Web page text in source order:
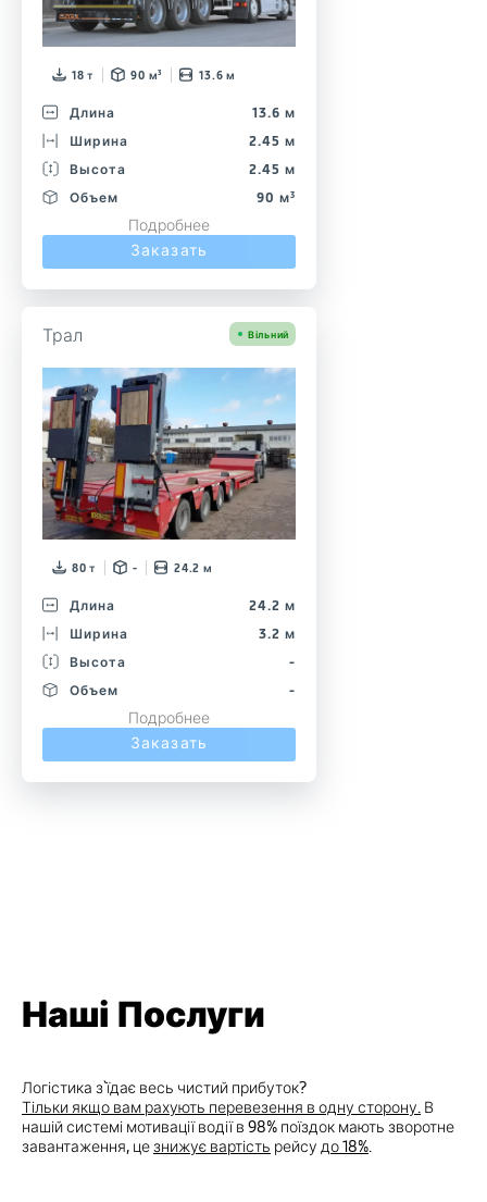
18 т 90 м³ 13.6 м
Длина
13.6 м
Ширина
2.45 м
Высота
2.45 м
Объем
90 м³
Подробнее
Заказать
Трал Вільний
80 т - 24.2 м
Длина
24.2 м
Ширина
3.2 м
Высота
-
Объем
-
Подробнее
Заказать
Наші Послуги
Логістика з`їдає весь чистий прибуток?
Тільки якщо вам рахують перевезення в одну сторону. В
нашій системі мотивації водії в 98% поїздок мають зворотне
завантаження, цезнижує вартість рейсу до 18%.